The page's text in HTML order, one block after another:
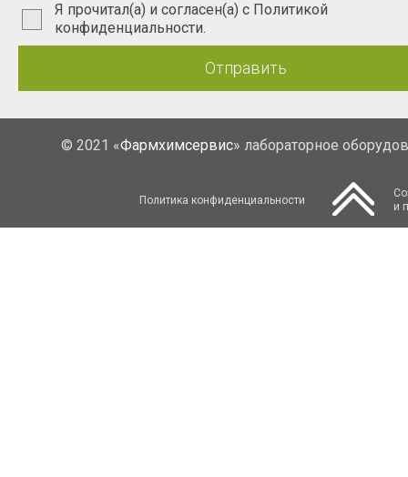
Я прочитал(а) и согласен(а) с Политикой
конфиденциальности.
Отправить
© 2021 «Фармхимсервис» лабораторное
Политика конфиденциальности
и